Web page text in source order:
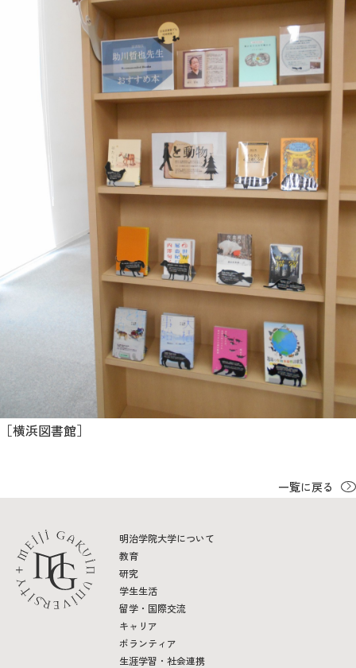
［横浜図書館］
一覧に戻る
明治学院大学について
教育
研究
学生生活
留学・国際交流
キャリア
ボランティア
生涯学習・社会連携